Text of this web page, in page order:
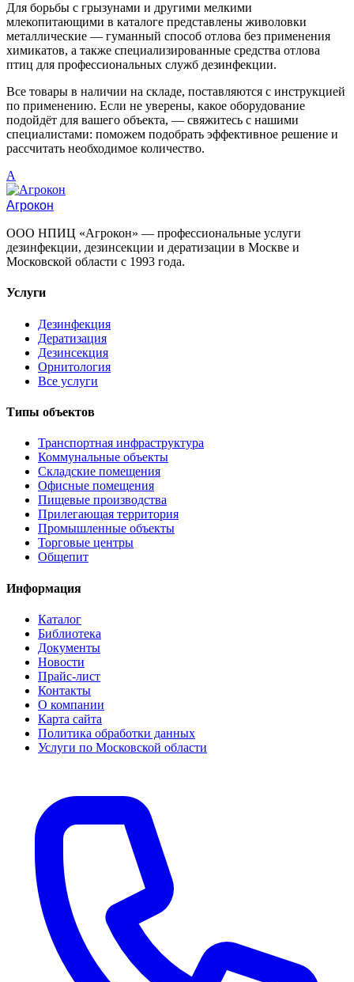
Для борьбы с грызунами и другими мелкими
млекопитающими в каталоге представлены живоловки
металлические — гуманный способ отлова без применения
химикатов, а также специализированные средства отлова
птиц для профессиональных служб дезинфекции.
Все товары в наличии на складе, поставляются с инструкцией
по применению. Если не уверены, какое оборудование
подойдёт для вашего объекта, — свяжитесь с нашими
специалистами: поможем подобрать эффективное решение и
рассчитать необходимое количество.
A
Агрокон
ООО НПИЦ «Агрокон» — профессиональные услуги
дезинфекции, дезинсекции и дератизации в Москве и
Московской области с 1993 года.
Услуги
Дезинфекция
Дератизация
Дезинсекция
Орнитология
Все услуги
Типы объектов
Транспортная инфраструктура
Коммунальные объекты
Складские помещения
Офисные помещения
Пищевые производства
Прилегающая территория
Промышленные объекты
Торговые центры
Общепит
Информация
Каталог
Библиотека
Документы
Новости
Прайс-лист
Контакты
О компании
Карта сайта
Политика обработки данных
Услуги по Московской области